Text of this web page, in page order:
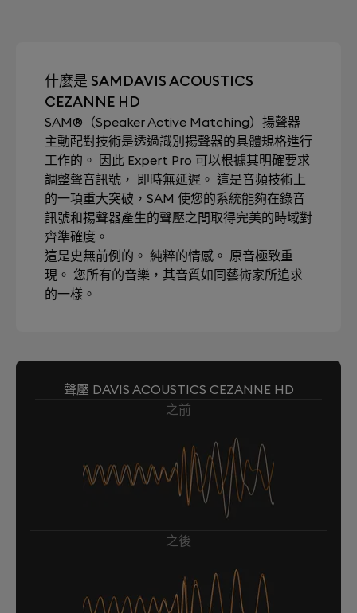
什麼是 SAMDAVIS ACOUSTICS
CEZANNE HD
SAM®（Speaker Active Matching）揚聲器
主動配對技術是透過識別揚聲器的具體規格進行
工作的。 因此 Expert Pro 可以根據其明確要求
調整聲音訊號， 即時無延遲。 這是音頻技術上
的一項重大突破，SAM 使您的系統能夠在錄音
訊號和揚聲器產生的聲壓之間取得完美的時域對
齊準確度。
這是史無前例的。 純粹的情感。 原音極致重
現。 您所有的音樂，其音質如同藝術家所追求
的一樣。
聲壓 DAVIS ACOUSTICS CEZANNE HD
之前
之後